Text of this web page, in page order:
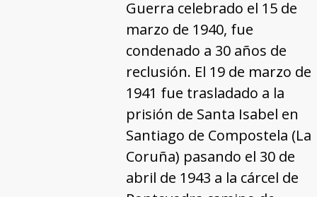
Guerra celebrado el 15 de
marzo de 1940, fue
condenado a 30 años de
reclusión. El 19 de marzo de
1941 fue trasladado a la
prisión de Santa Isabel en
Santiago de Compostela (La
Coruña) pasando el 30 de
abril de 1943 a la cárcel de